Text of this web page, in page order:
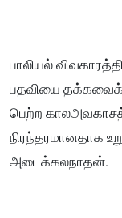
பாலியல்
பதவியை
பெற்ற
நிரந்தரமானதாக
அடைக்கலநாதன்.